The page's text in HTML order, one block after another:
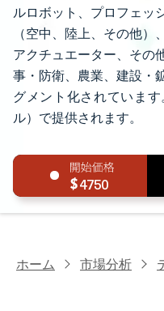
ルロボット、プロフェッ
（空中、陸上、その他）
アクチュエーター、その
事・防衛、農業、建設・
グメント化されていま
ル）で提供されます。
4750
ホーム 市場分析